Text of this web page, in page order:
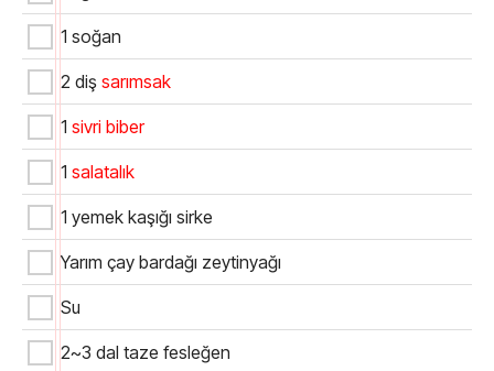
1 soğan
2 diş sarımsak
1 sivri biber
1 salatalık
1 yemek kaşığı sirke
Yarım çay bardağı zeytinyağı
Su
2~3 dal taze fesleğen